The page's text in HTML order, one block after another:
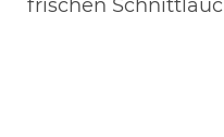
frischen